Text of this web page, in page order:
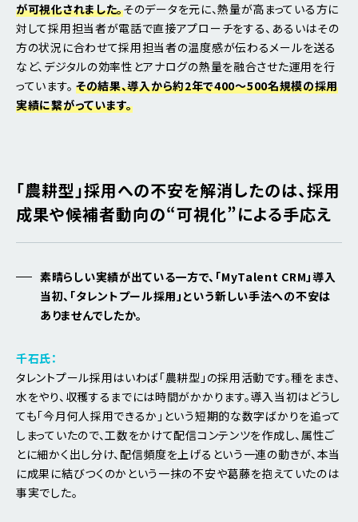
が可視化されました。そのデータを元に、熱量が高まっている方に
対して採用担当者が電話で直接アプローチをする、あるいはその
方の状況に合わせて採用担当者の温度感が伝わるメールを送る
など、デジタルの効率性とアナログの熱量を融合させた運用を行
っています。 その結果、導入から約2年で400〜500名規模の採用
実績に繋がっています。
「農耕型」採用への不安を解消したのは、採用
成果や候補者動向の“可視化”による手応え
素晴らしい実績が出ている一方で、「MyTalent CRM」導入
当初、「タレントプール採用」という新しい手法への不安は
ありませんでしたか。
千石氏：
タレントプール採用はいわば「農耕型」の採用活動です。種をまき、
水をやり、収穫するまでには時間がかかります。導入当初はどうし
ても「今月何人採用できるか」という短期的な数字ばかりを追って
しまっていたので、工数をかけて配信コンテンツを作成し、属性ご
とに細かく出し分け、配信頻度を上げるという一連の動きが、本当
に成果に結びつくのかという一抹の不安や葛藤を抱えていたのは
事実でした。